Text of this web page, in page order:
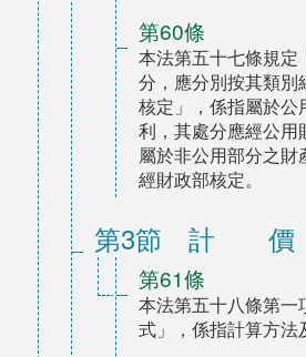
第60條
本法第五十七條規定
分，應分別按其類別
核定」，係指屬於公
利，其處分應經公用
屬於非公用部分之
經財政部核定。
第3節 計 價
第61條
本法第五十八條第一
式」，係指計算方法